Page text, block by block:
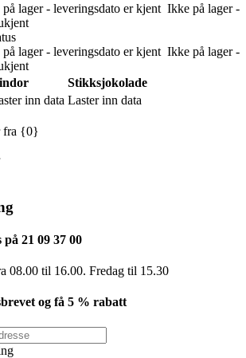
lager - leveringsdato er kjent Ikke på lager -
lager - leveringsdato er kjent Ikke på lager -
Stikksjokolade
inn data Laster inn data
fra {0}
21 09 37 00
08.00 til 16.00. Fredag til 15.30
og få 5 % rabatt